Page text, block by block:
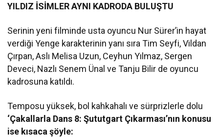
YILDIZ İSİMLER AYNI KADRODA BULUŞTU
Serinin yeni filminde usta oyuncu Nur Sürer’in hayat
verdiği Yenge karakterinin yanı sıra Tim Seyfi, Vildan
Çırpan, Aslı Melisa Uzun, Ceyhun Yılmaz, Sergen
Deveci, Nazlı Senem Ünal ve Tanju Bilir de oyuncu
kadrosuna katıldı.
Temposu yüksek, bol kahkahalı ve sürprizlerle dolu
‘Çakallarla Dans 8: Şututgart Çıkarması’nın konusu
ise kısaca şöyle: